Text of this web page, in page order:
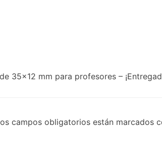
35×12 mm para profesores –
campos obligatorios están marcados